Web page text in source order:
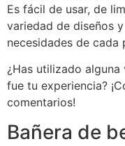
Es fácil de usar, de
variedad de diseños
necesidades de cada
¿Has utilizado alguna
fue tu experiencia?
comentarios!
Bañera de